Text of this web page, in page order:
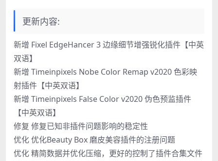
更新内容:
新增 Fixel EdgeHancer 3 边缘细节增强锐化插件【中英
双语】
新增 Timeinpixels Nobe Color Remap v2020 色彩映
射插件【中英双语】
新增 Timeinpixels False Color v2020 伪色预监插件
【中英双语】
修复 修复已知非插件问题影响的稳定性
优化 优化Beauty Box 磨皮美容插件的注册问题
优化 精简数据并优化压缩，更好的控制了插件合集文件